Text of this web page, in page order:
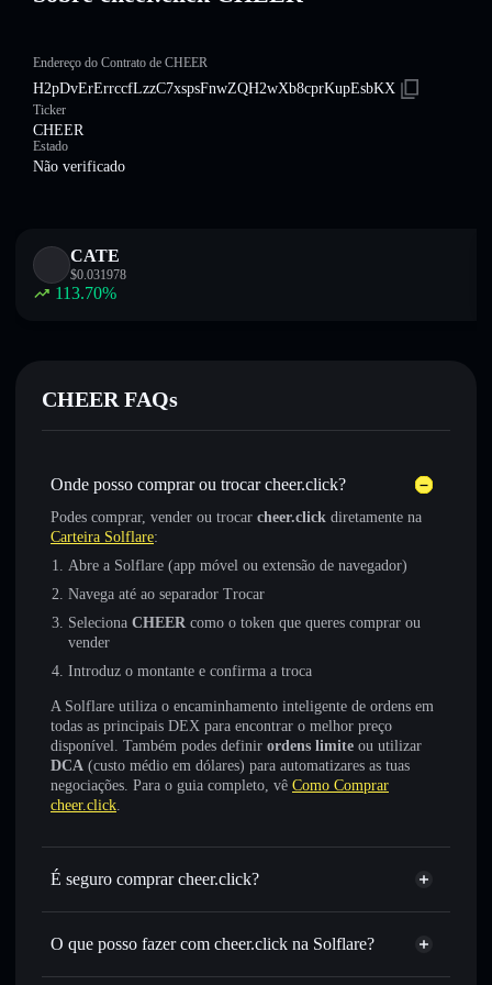
Endereço do Contrato de CHEER
H2pDvErErrccfLzzC7xspsFnwZQH2wXb8cprKupEsbKX
Ticker
CHEER
Estado
Não verificado
CATE
$0.031978
113.70%
CHEER FAQs
Onde posso comprar ou trocar cheer.click?
Podes comprar, vender ou trocar cheer.click diretamente na
Carteira Solflare:
Abre a Solflare (app móvel ou extensão de navegador)
Navega até ao separador Trocar
Seleciona CHEER como o token que queres comprar ou
vender
Introduz o montante e confirma a troca
A Solflare utiliza o encaminhamento inteligente de ordens em
todas as principais DEX para encontrar o melhor preço
disponível. Também podes definir ordens limite ou utilizar
DCA (custo médio em dólares) para automatizares as tuas
negociações. Para o guia completo, vê Como Comprar
cheer.click.
É seguro comprar cheer.click?
cheer.click não está verificado
O que posso fazer com cheer.click na Solflare?
cheer.click
Carteira Solflare